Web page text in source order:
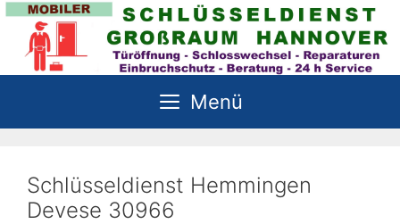
Zum
Inhalt
springen
Menü
Schlüsseldienst Hemmingen
Devese 30966